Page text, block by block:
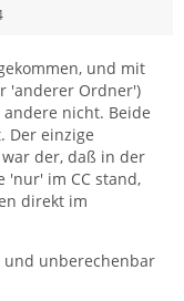
und mit
'anderer Ordner')
nicht. Beide
Der einzige
der, daß in der
'nur' im CC stand,
direkt im
und unberechenbar